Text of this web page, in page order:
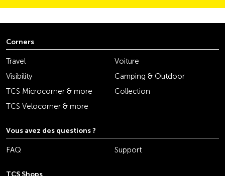
Corners
Travel
Voiture
Visibility
Camping & Outdoor
TCS Microcorner & more
Collection
TCS Velocorner & more
Vous avez des questions ?
FAQ Support
TCS Shops